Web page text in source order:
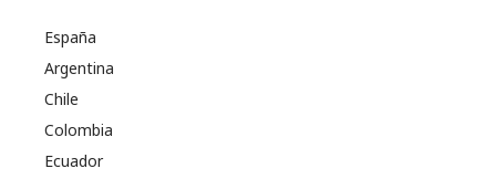
España
Argentina
Chile
Colombia
Ecuador